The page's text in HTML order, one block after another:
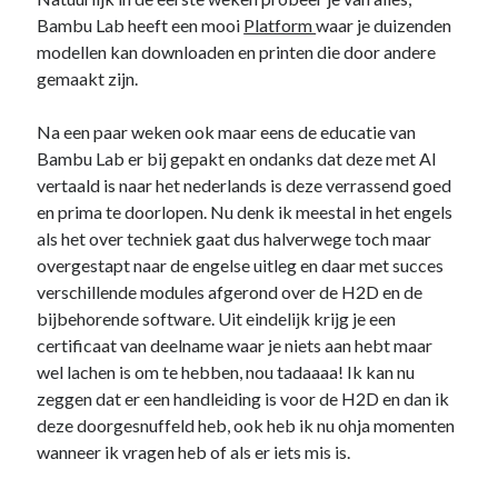
Bambu Lab heeft een mooi Platformwaar je duizenden
modellen kan downloaden en printen die door andere
gemaakt zijn.
Na een paar weken ook maar eens de educatie van
Bambu Lab er bij gepakt en ondanks dat deze met AI
vertaald is naar het nederlands is deze verrassend goed
en prima te doorlopen. Nu denk ik meestal in het engels
als het over techniek gaat dus halverwege toch maar
overgestapt naar de engelse uitleg en daar met succes
verschillende modules afgerond over de H2D en de
bijbehorende software. Uit eindelijk krijg je een
certificaat van deelname waar je niets aan hebt maar
wel lachen is om te hebben, nou tadaaaa! Ik kan nu
zeggen dat er een handleiding is voor de H2D en dan ik
deze doorgesnuffeld heb, ook heb ik nu ohja momenten
wanneer ik vragen heb of als er iets mis is.